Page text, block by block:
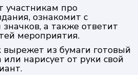
участникам про
ознакомит с
а также ответит
мероприятия.
из бумаги готовый
нарисует от руки свой